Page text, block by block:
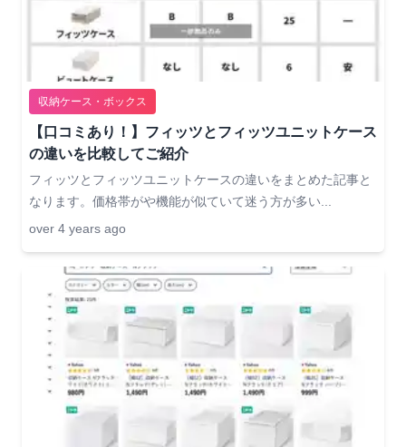
収納ケース・ボックス
【口コミあり！】フィッツとフィッツユニットケース
の違いを比較してご紹介
フィッツとフィッツユニットケースの違いをまとめた記事と
なります。価格帯がや機能が似ていて迷う方が多い...
over 4 years ago